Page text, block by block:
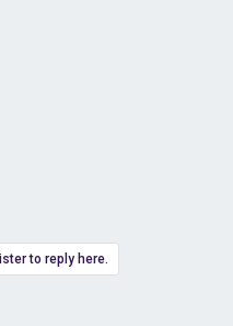
to reply here.